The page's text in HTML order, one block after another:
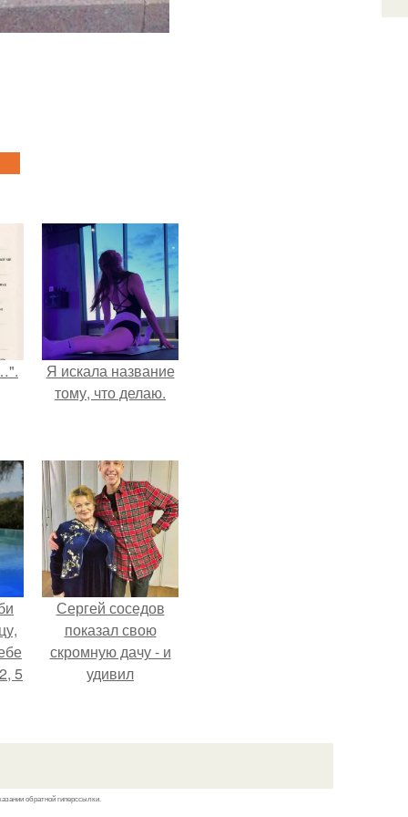
Я искала название
тому, что делаю.
5
Сергей соседов
показал свою
скромную дачу - и
удивил
обратной гиперссылки.